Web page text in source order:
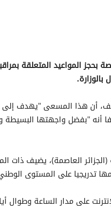
بحجز المواعيد المتعلقة
يخلف، أن هذا المسعى "يهدف
أنه "بفضل واجهتها
العاصمة)، يضيف ذات
تدريجيا على المستوى
على مدار الساعة وطوال